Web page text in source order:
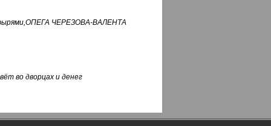
ЧЕРЕЗОВА-ВАЛЕНТА
во дворцах и денег